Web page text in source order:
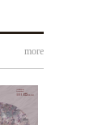
more